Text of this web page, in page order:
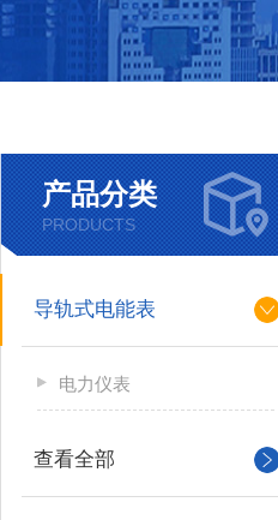
产品分类
PRODUCTS
导轨式电能表
电力仪表
查看全部